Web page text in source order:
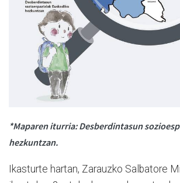
*Maparen iturria: Desberdintasun
hezkuntzan.
Ikasturte hartan, Zarauzko Salbatore